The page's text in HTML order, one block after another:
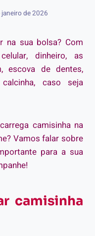
de 2026
na sua bolsa? Com
dinheiro, as
escova de dentes,
caso seja
camisinha na
Vamos falar sobre
para a sua
camisinha